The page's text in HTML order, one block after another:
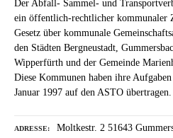
Der Abfall- Sammel- und
ein öffentlich-rechtlicher kommunaler
Gesetz über kommunale
den Städten Bergneustadt,
Wipperfürth und der Gemeinde
Diese Kommunen haben ihre
Januar 1997 auf den ASTO
ADRESSE Moltkestr. 2 51643